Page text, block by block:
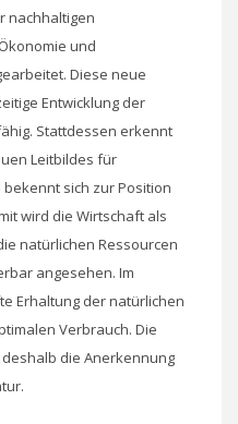
nachhaltigen
und
Diese neue
Entwicklung der
Stattdessen erkennt
Leitbildes für
sich zur Position
wird die Wirtschaft als
natürlichen Ressourcen
angesehen. Im
Erhaltung der natürlichen
Verbrauch. Die
die Anerkennung